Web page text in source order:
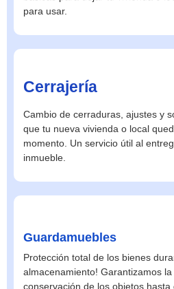
para usar.
Cerrajería
Cambio de cerraduras, ajustes y
que tu nueva vivienda o local
momento. Un servicio útil al
inmueble.
Guardamuebles
Protección total de los bienes
almacenamiento! Garantizamos
conservación de los objetos